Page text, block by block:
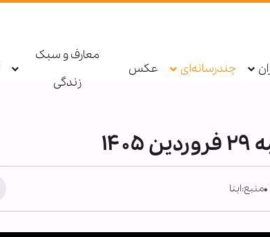
چندرسانه‌ای عکس
معارف و سبک
زندگی
منبع:ابنا